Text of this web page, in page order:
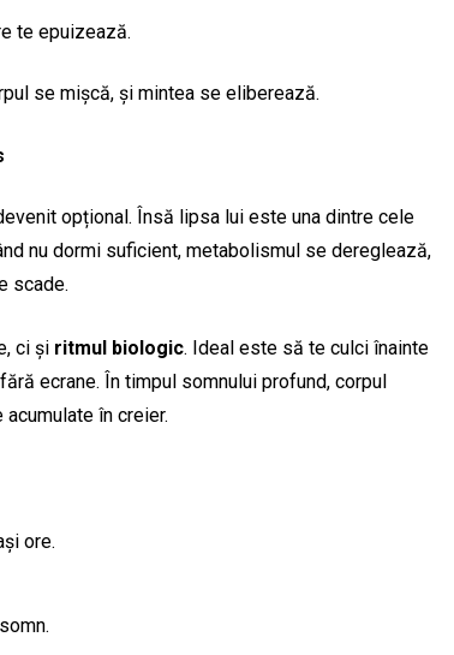
te epuizează.
se mișcă, și mintea se eliberează.
opțional. Însă lipsa lui este una dintre cele
nu dormi suficient, metabolismul se dereglează,
scade.
ci și ritmul biologic. Ideal este să te culci înainte
ecrane. În timpul somnului profund, corpul
în creier.
ore.